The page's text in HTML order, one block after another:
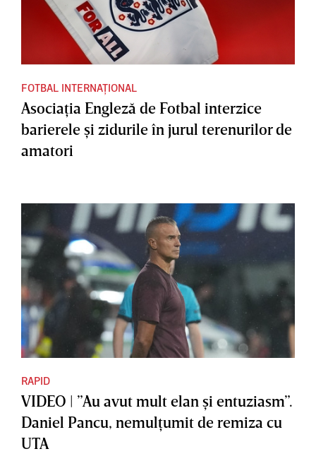
FOTBAL INTERNAȚIONAL
Asociaţia Engleză de Fotbal interzice
barierele şi zidurile în jurul terenurilor de
amatori
RAPID
VIDEO | ”Au avut mult elan şi entuziasm”.
Daniel Pancu, nemulţumit de remiza cu
UTA